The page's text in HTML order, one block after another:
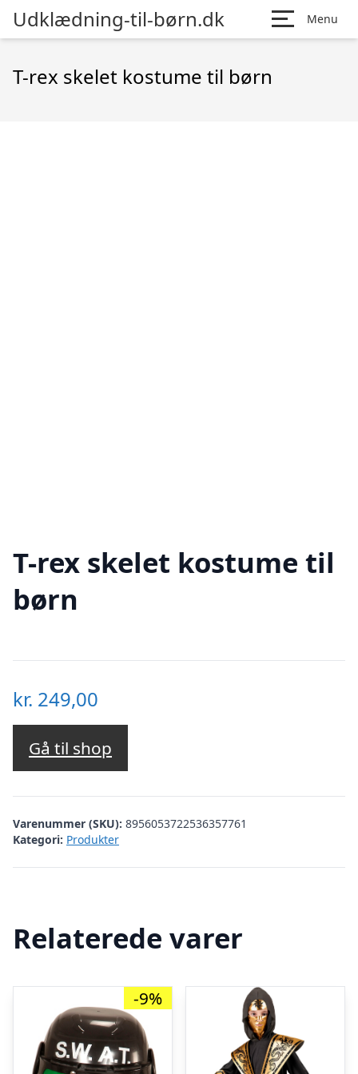
Udklædning-til-børn.dk Menu
T-rex skelet kostume til børn
T-rex skelet kostume til
børn
kr. 249,00
Gå til shop
Varenummer (SKU): 8956053722536357761
Kategori: Produkter
Relaterede varer
-9%